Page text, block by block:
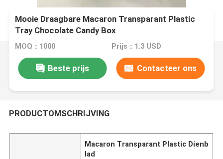
Mooie Draagbare Macaron Transparant Plastic
Tray Chocolate Candy Box
MOQ：1000 Prijs：1.3 USD
Beste prijs Contacteer ons
PRODUCTOMSCHRIJVING
Macaron Transparant Plastic Dienb
lad